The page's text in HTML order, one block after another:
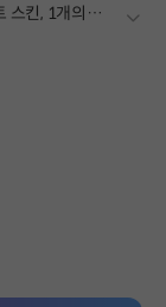
스킨, 1개의
더보